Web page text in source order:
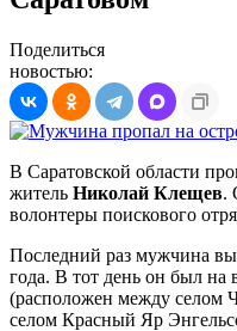
Поделиться
новостью:
В Саратовской области
житель Николай Клещев.
волонтеры поискового
Последний раз мужчина
года. В тот день он был на
(расположен между селом
селом Красный Яр